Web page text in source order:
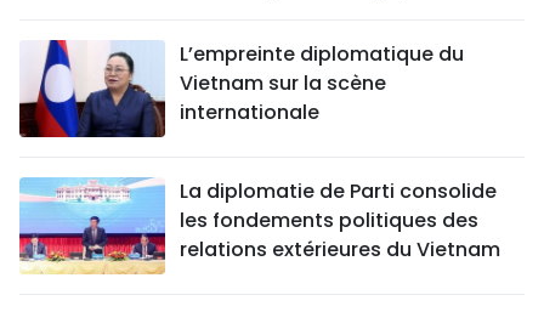
L’empreinte diplomatique du
Vietnam sur la scène
internationale
La diplomatie de Parti consolide
les fondements politiques des
relations extérieures du Vietnam